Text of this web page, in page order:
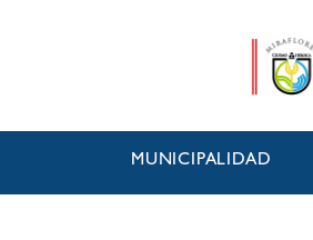
MUNICIPALIDAD